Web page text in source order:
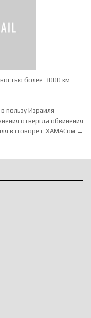
более 3000 км
пользу Израиля
отвергла обвинения
в сговоре с ХАМАСом →